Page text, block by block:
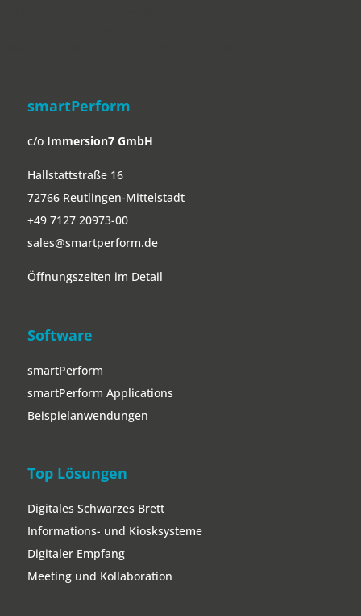
smartPerform
c/o Immersion7 GmbH
Hallstattstraße 16
72766 Reutlingen-Mittelstadt
+49 7127 20973-00
sales@smartperform.de
Öffnungszeiten im Detail
Software
smartPerform
smartPerform Applications
Beispielanwendungen
Top Lösungen
Digitales Schwarzes Brett
Informations- und Kiosksysteme
Digitaler Empfang
Meeting und Kollaboration